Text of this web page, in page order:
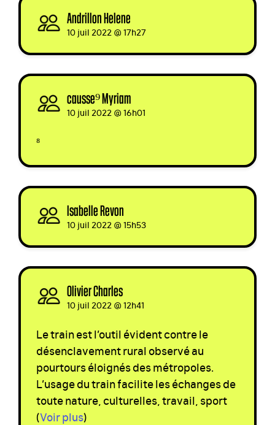
Andrillon Helene
10 juil 2022 @ 17h27
causse⁹ Myriam
10 juil 2022 @ 16h01
⁸
Isabelle Revon
10 juil 2022 @ 15h53
Olivier Charles
10 juil 2022 @ 12h41
Le train est l’outil évident contre le
désenclavement rural observé au
pourtours éloignés des métropoles.
L’usage du train facilite les échanges de
toute nature, culturelles, travail, sport
(Voir plus)